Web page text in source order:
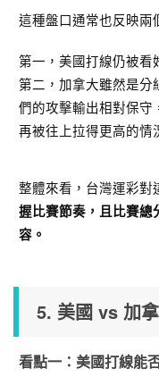
這種盤口通常也反映兩
第一，美國打線仍被看
第二，加拿大雖然是分
們的攻擊輸出相對保守
再被往上拉得更高的情
整體來看，台灣運彩對
握比賽節奏，且比賽總
容。
5. 美國 vs 加
看點一：美國打線能